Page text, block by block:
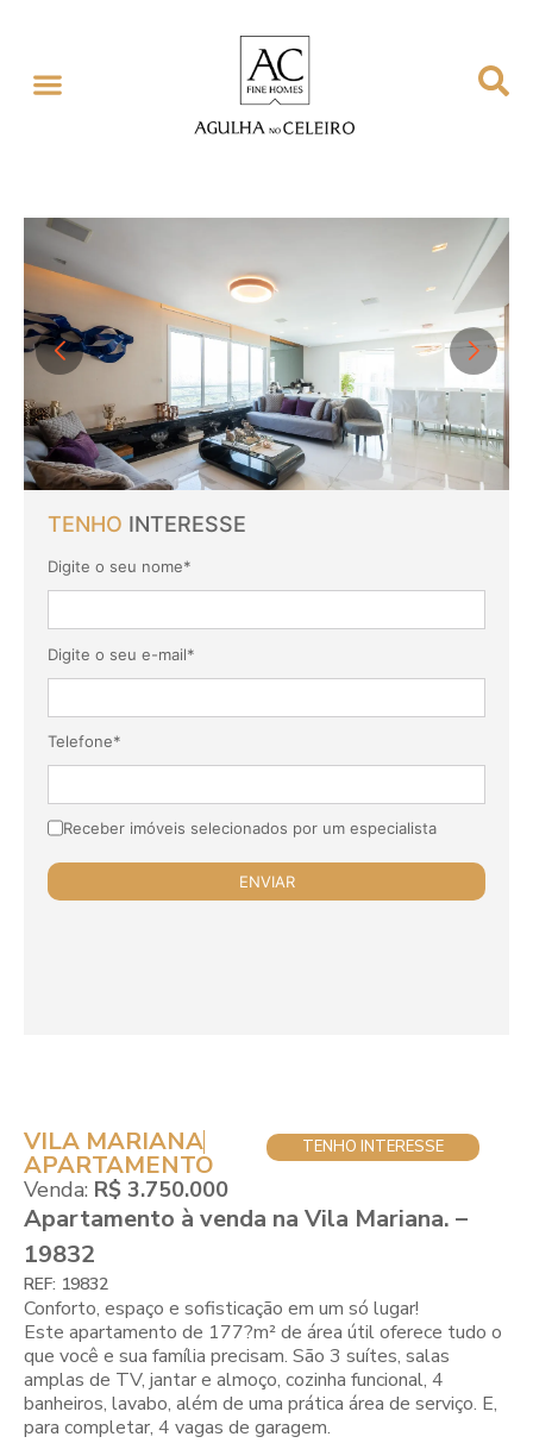
TENHO INTERESSE
Digite o seu nome*
Digite o seu e-mail*
Telefone*
Receber imóveis selecionados por um especialista
VILA MARIANA
APARTAMENTO
Venda: R$ 3.750.000
TENHO INTERESSE
Apartamento à venda na Vila Mariana. –
19832
REF: 19832
Conforto, espaço e sofisticação em um só lugar!
Este apartamento de 177?m² de área útil oferece tudo o
que você e sua família precisam. São 3 suítes, salas
amplas de TV, jantar e almoço, cozinha funcional, 4
banheiros, lavabo, além de uma prática área de serviço. E,
para completar, 4 vagas de garagem.